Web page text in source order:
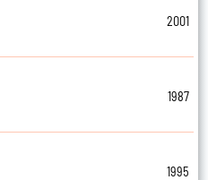
2001
1987
1995